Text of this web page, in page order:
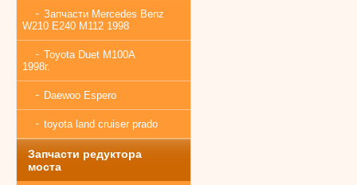
Запчасти Mercedes Benz
W210 E240 M112 1998
Toyota Duet M100A
1998г.
Daewoo Espero
toyota land cruiser prado
Запчасти редуктора
моста